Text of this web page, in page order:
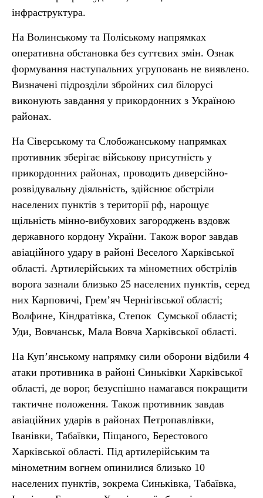
інфраструктура.
На Волинському та Поліському напрямках
оперативна обстановка без суттєвих змін. Ознак
формування наступальних угруповань не виявлено.
Визначені підрозділи збройних сил білорусі
виконують завдання у прикордонних з Україною
районах.
На Сіверському та Слобожанському напрямках
противник зберігає військову присутність у
прикордонних районах, проводить диверсійно-
розвідувальну діяльність, здійснює обстріли
населених пунктів з території рф, нарощує
щільність мінно-вибухових загороджень вздовж
державного кордону України. Також ворог завдав
авіаційного удару в районі Веселого Харківської
області. Артилерійських та мінометних обстрілів
ворога зазнали близько 25 населених пунктів, серед
них Карповичі, Грем’яч Чернігівської області;
Волфине, Кіндратівка, Степок Сумської області;
Уди, Вовчанськ, Мала Вовча Харківської області.
На Куп’янському напрямку сили оборони відбили 4
атаки противника в районі Синьківки Харківської
області, де ворог, безуспішно намагався покращити
тактичне положення. Також противник завдав
авіаційних ударів в районах Петропавлівки,
Іванівки, Табаївки, Піщаного, Берестового
Харківської області. Під артилерійським та
мінометним вогнем опинилися близько 10
населених пунктів, зокрема Синьківка, Табаївка,